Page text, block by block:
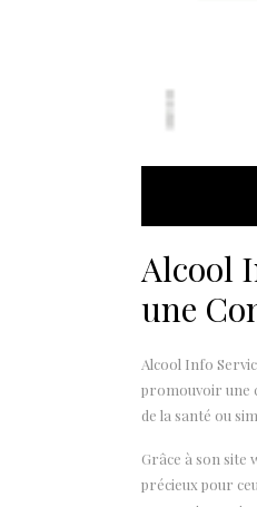
Alcool
une
Alcool Info
promouvoir une
de la santé ou
Grâce à son site
précieux pour